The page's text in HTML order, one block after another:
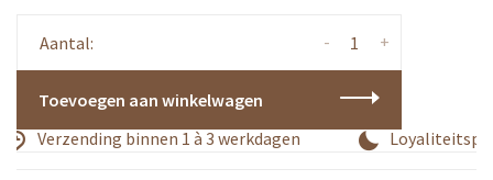
Aantal: +
-
Toevoegen aan winkelwagen
Verzending binnen 1 à 3 werkdagen